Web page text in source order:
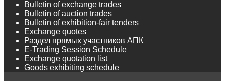
Bulletin of exchange trades
Bulletin of auction trades
Bulletin of exhibition-fair tenders
Exchange quotes
Раздел прямых участников АПК
E-Trading Session Schedule
Exchange quotation list
Goods exhibiting schedule